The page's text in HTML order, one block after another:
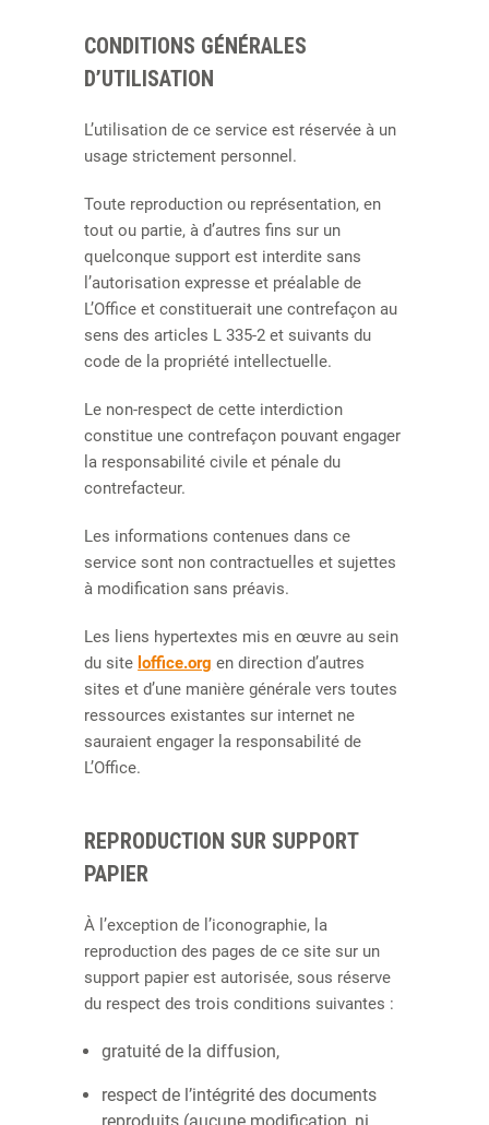
CONDITIONS GÉNÉRALES
D’UTILISATION
L’utilisation de ce service est réservée à un
usage strictement personnel.
Toute reproduction ou représentation, en
tout ou partie, à d’autres fins sur un
quelconque support est interdite sans
l’autorisation expresse et préalable de
L’Office et constituerait une contrefaçon au
sens des articles L 335-2 et suivants du
code de la propriété intellectuelle.
Le non-respect de cette interdiction
constitue une contrefaçon pouvant engager
la responsabilité civile et pénale du
contrefacteur.
Les informations contenues dans ce
service sont non contractuelles et sujettes
à modification sans préavis.
Les liens hypertextes mis en œuvre au sein
du site loffice.org en direction d’autres
sites et d’une manière générale vers toutes
ressources existantes sur internet ne
sauraient engager la responsabilité de
L’Office.
REPRODUCTION SUR SUPPORT
PAPIER
À l’exception de l’iconographie, la
reproduction des pages de ce site sur un
support papier est autorisée, sous réserve
du respect des trois conditions suivantes :
gratuité de la diffusion,
respect de l’intégrité des documents